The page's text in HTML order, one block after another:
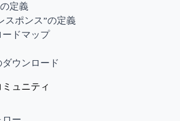
定義
スポンス”の定義
ドマップ
ウンロード
ュニティ